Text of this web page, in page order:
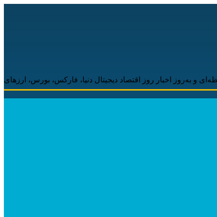
روز اقتصاد دیجیتال دنیا، فارکس، بورس، ارزهای دیجیتال